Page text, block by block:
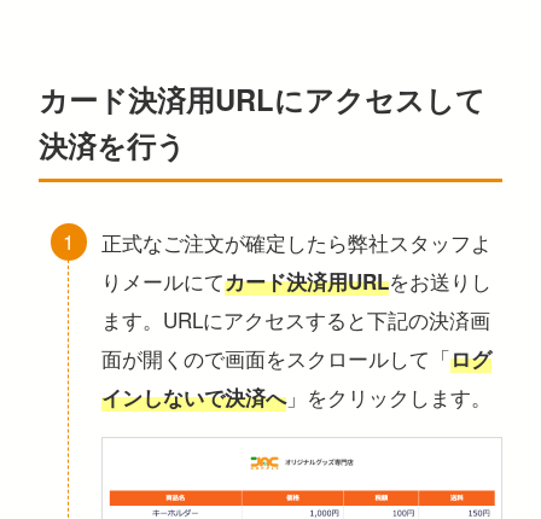
カード決済用URLにアクセスして
決済を行う
正式なご注文が確定したら弊社スタッフよ
りメールにてカード決済用URLをお送りし
ます。URLにアクセスすると下記の決済画
面が開くので画面をスクロールして「ログ
インしないで決済へ」をクリックします。